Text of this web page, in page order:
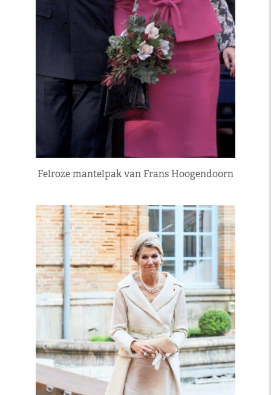
Felroze mantelpak van Frans Hoogendoorn